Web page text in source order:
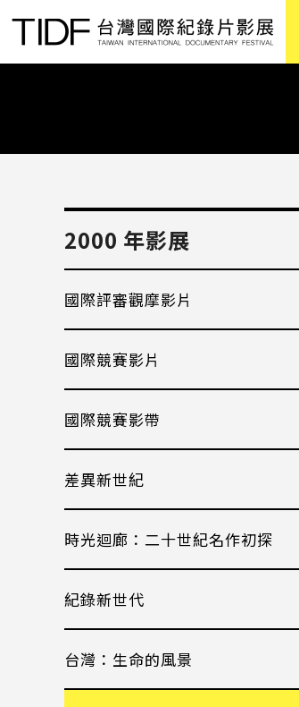
2000 年影展
國際評審觀摩影片
國際競賽影片
國際競賽影帶
差異新世紀
時光迴廊：二十世紀名作初探
紀錄新世代
台灣：生命的風景